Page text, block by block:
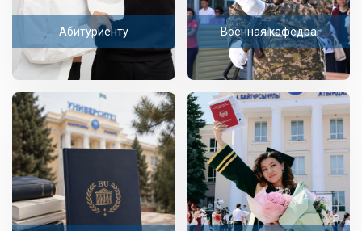
Абитуриенту Военная кафедра